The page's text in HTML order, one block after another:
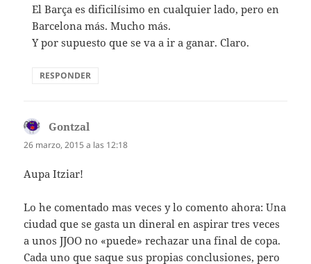
El Barça es dificilísimo en cualquier lado, pero en
Barcelona más. Mucho más.
Y por supuesto que se va a ir a ganar. Claro.
RESPONDER
Gontzal
26 marzo, 2015 a las 12:18
Aupa Itziar!
Lo he comentado mas veces y lo comento ahora: Una
ciudad que se gasta un dineral en aspirar tres veces
a unos JJOO no «puede» rechazar una final de copa.
Cada uno que saque sus propias conclusiones, pero